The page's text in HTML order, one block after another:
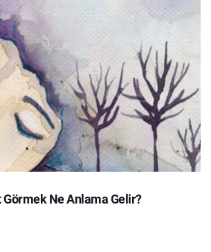
Görmek Ne Anlama Gelir?